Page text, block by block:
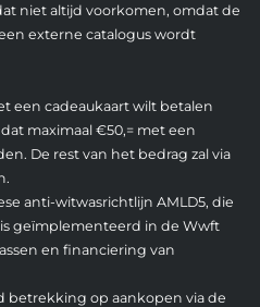
niet altijd voorkomen, omdat de
externe catalogus wordt
een cadeaukaart wilt betalen
maximaal €50,= met een
De rest van het bedrag zal via
anti-witwasrichtlijn AMLD5, die
geïmplementeerd in de Wwft
en financiering van
betrekking op aankopen via de